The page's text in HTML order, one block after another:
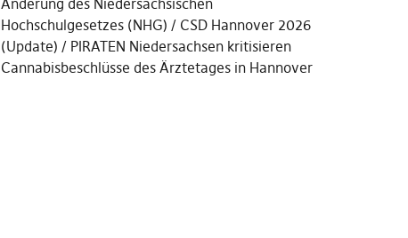
Änderung des Niedersächsischen
Hochschulgesetzes (NHG)
CSD Hannover 2026
(Update)
PIRATEN Niedersachsen kritisieren
Cannabisbeschlüsse des Ärztetages in Hannover